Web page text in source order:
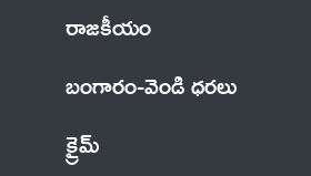
రాజకీయం
బంగారం-వెండి ధరలు
క్రైమ్